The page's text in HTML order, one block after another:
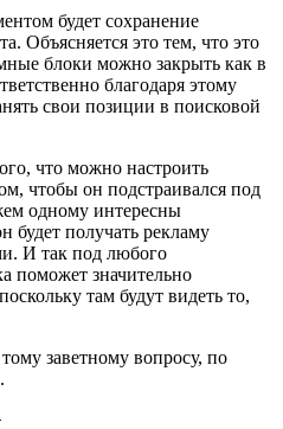
будет сохранение
Объясняется это тем, что это
блоки можно закрыть как в
благодаря этому
свои позиции в поисковой
что можно настроить
чтобы он подстраивался под
одному интересны
получать рекламу
И так под любого
поможет значительно
там будут видеть то,
заветному вопросу, по